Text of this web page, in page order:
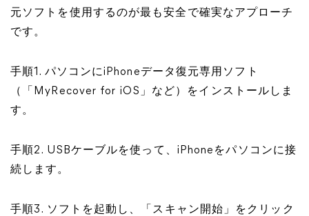
元ソフトを使用するのが最も安全で確実なアプローチ
です。
手順1. パソコンにiPhoneデータ復元専用ソフト
（「MyRecover for iOS」など）をインストールしま
す。
手順2. USBケーブルを使って、iPhoneをパソコンに接
続します。
手順3. ソフトを起動し、「スキャン開始」をクリック